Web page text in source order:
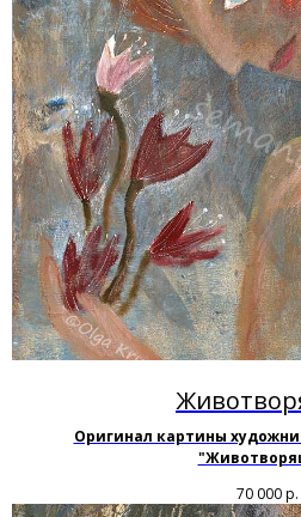
Оригинал картины
70 000р.